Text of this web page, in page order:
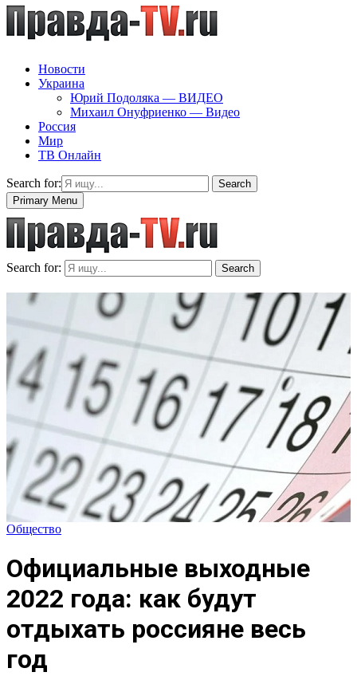
Новости
Украина
Юрий Подоляка — ВИДЕО
Михаил Онуфриенко — Видео
Россия
Мир
ТВ Онлайн
Search for:
Search
Primary Menu
Search for: Search
Общество
Официальные выходные
2022 года: как будут
отдыхать россияне весь
год